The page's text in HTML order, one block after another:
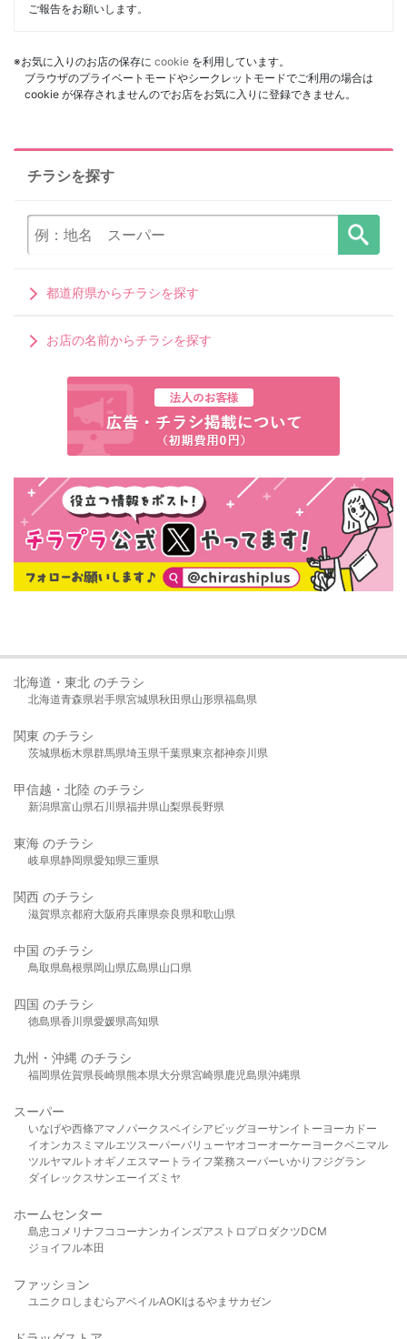
ご報告をお願いします。
※お気に入りのお店の保存に cookie を利用しています。
ブラウザのプライベートモードやシークレットモードでご利用の場合は
cookie が保存されませんのでお店をお気に入りに登録できません。
チラシを探す
都道府県からチラシを探す
お店の名前からチラシを探す
北海道・東北 のチラシ
北海道青森県岩手県宮城県秋田県山形県福島県
関東 のチラシ
茨城県栃木県群馬県埼玉県千葉県東京都神奈川県
甲信越・北陸 のチラシ
新潟県富山県石川県福井県山梨県長野県
東海 のチラシ
岐阜県静岡県愛知県三重県
関西 のチラシ
滋賀県京都府大阪府兵庫県奈良県和歌山県
中国 のチラシ
鳥取県島根県岡山県広島県山口県
四国 のチラシ
徳島県香川県愛媛県高知県
九州・沖縄 のチラシ
福岡県佐賀県長崎県熊本県大分県宮崎県鹿児島県沖縄県
スーパー
いなげや西條アマノパークスベイシア ビッグヨーサンイトーヨーカドー
イオンカスミ マルエツスーパーバリューヤオコーオーケー ヨークベニマル
ツルヤマルト オギノ エスマート ライフ業務スーパーいかり フジグラン
ダイレックスサンエーイズミヤ
ホームセンター
島忠 コメリ ナフコ コーナンカインズアストロプロダクツDCM
ジョイフル本田
ファッション
ユニクロ しまむら アベイルAOKIはるやま サカゼン